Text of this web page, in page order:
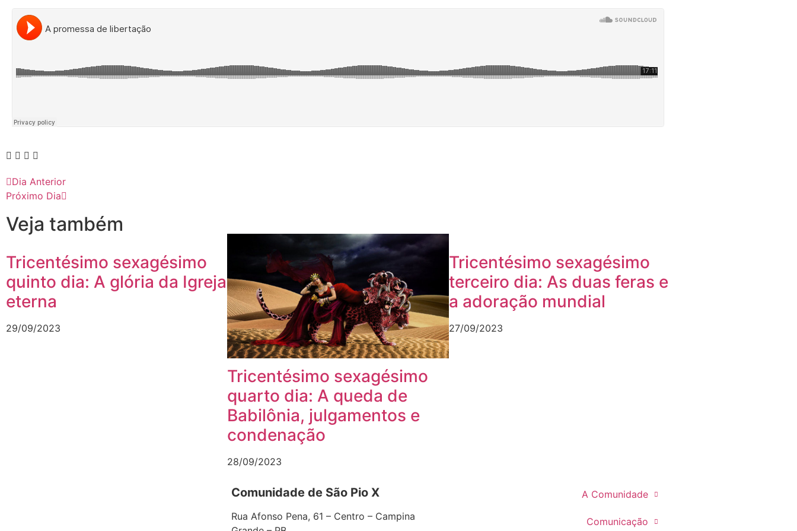
Dia Anterior
Próximo Dia
Veja também
Tricentésimo sexagésimo
quinto dia: A glória da Igreja
eterna
29/09/2023
Tricentésimo sexagésimo
quarto dia: A queda de
Babilônia, julgamentos e
condenação
28/09/2023
Tricentésimo sexagésimo
terceiro dia: As duas feras e
a adoração mundial
27/09/2023
Comunidade de São Pio X
Rua Afonso Pena, 61 – Centro – Campina
A Comunidade
Comunicação